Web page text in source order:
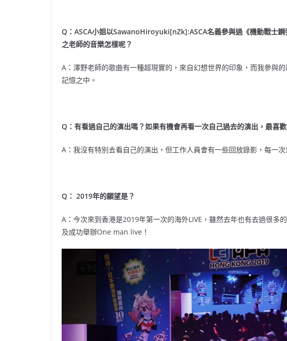
Q：ASCA小姐以SawanoHiroyuki[nZk]:ASCA名義參與過《機動戰士
之老師的音樂怎樣呢？
A：澤野老師的歌曲有一種超現實的，來自幻想世界的印象，而我參與
記憶之中。
Q：有看過自己的演出嗎？如果有機會再看一次自己過去的演出，最喜
A：我沒有特別去看自己的演出，但工作人員會有一些回放錄影，每一
Q： 2019年的願望是？
A：今次來到香港是2019年第一次的海外LIVE，雖然去年也有去過很多
及成功舉辦One man live！